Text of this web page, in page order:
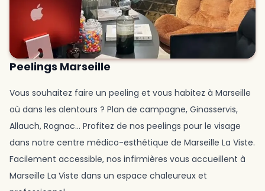
Peelings Marseille
Vous souhaitez faire un peeling et vous habitez à Marseille
où dans les alentours ? Plan de campagne, Ginasservis,
Allauch, Rognac... Profitez de nos peelings pour le visage
dans notre centre médico-esthétique de Marseille La Viste.
Facilement accessible, nos infirmières vous accueillent à
Marseille La Viste dans un espace chaleureux et